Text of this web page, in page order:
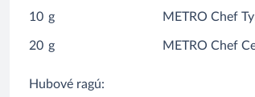
10 g METRO Chef
20 g METRO Chef
Hubové ragú: